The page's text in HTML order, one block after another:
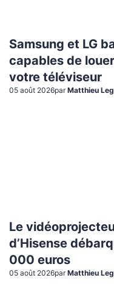
Samsung et LG
capables de
votre téléviseur
05 août 2026par Matthieu
Le
d’Hisense
000 euros
05 août 2026par Matthieu